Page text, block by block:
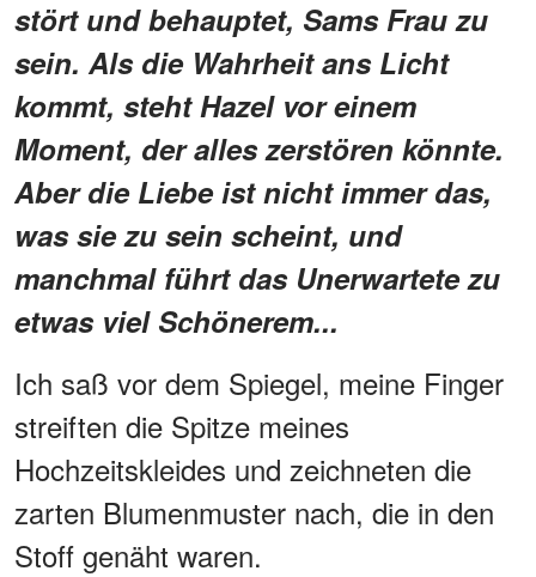
stört und behauptet, Sams Frau zu
sein. Als die Wahrheit ans Licht
kommt, steht Hazel vor einem
Moment, der alles zerstören könnte.
Aber die Liebe ist nicht immer das,
was sie zu sein scheint, und
manchmal führt das Unerwartete zu
etwas viel Schönerem...
Ich saß vor dem Spiegel, meine Finger
streiften die Spitze meines
Hochzeitskleides und zeichneten die
zarten Blumenmuster nach, die in den
Stoff genäht waren.